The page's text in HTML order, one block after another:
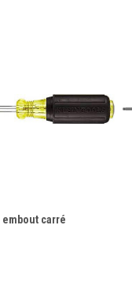
embout carré